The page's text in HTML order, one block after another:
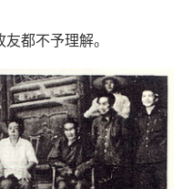
都不予理解。